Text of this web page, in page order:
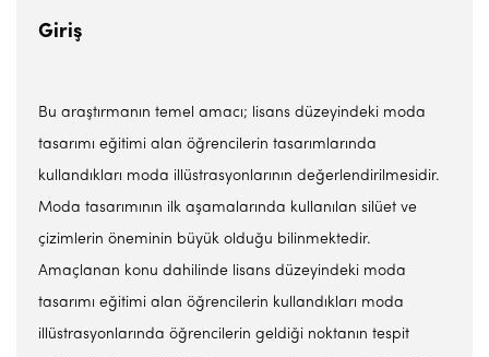
Giriş
Bu araştırmanın temel amacı; lisans düzeyindeki moda
tasarımı eğitimi alan öğrencilerin tasarımlarında
kullandıkları moda illüstrasyonlarının değerlendirilmesidir.
Moda tasarımının ilk aşamalarında kullanılan silüet ve
çizimlerin öneminin büyük olduğu bilinmektedir.
Amaçlanan konu dahilinde lisans düzeyindeki moda
tasarımı eğitimi alan öğrencilerin kullandıkları moda
illüstrasyonlarında öğrencilerin geldiği noktanın tespit